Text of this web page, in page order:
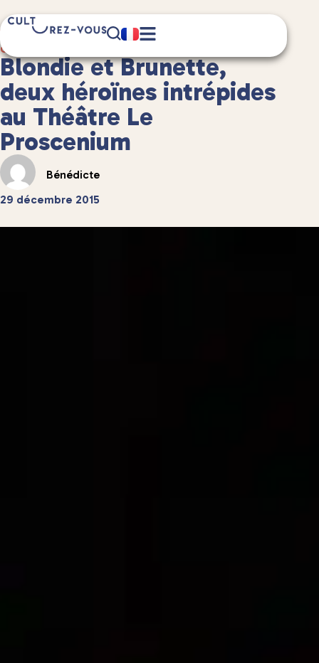
Culture
6 minute(s) de lecture
Blondie et Brunette,
deux héroïnes intrépides
au Théâtre Le
Proscenium
Bénédicte
29 décembre 2015